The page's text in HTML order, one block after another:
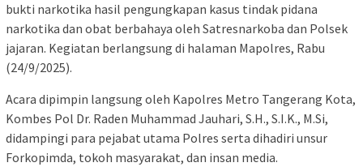
bukti narkotika hasil pengungkapan kasus tindak pidana
narkotika dan obat berbahaya oleh Satresnarkoba dan Polsek
jajaran. Kegiatan berlangsung di halaman Mapolres, Rabu
(24/9/2025).
Acara dipimpin langsung oleh Kapolres Metro Tangerang Kota,
Kombes Pol Dr. Raden Muhammad Jauhari, S.H., S.I.K., M.Si,
didampingi para pejabat utama Polres serta dihadiri unsur
Forkopimda, tokoh masyarakat, dan insan media.